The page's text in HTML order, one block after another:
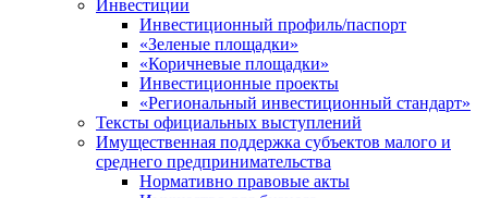
Инвестиции
Инвестиционный профиль/паспорт
«Зеленые площадки»
«Коричневые площадки»
Инвестиционные проекты
«Региональный инвестиционный стандарт»
Тексты официальных выступлений
Имущественная поддержка субъектов малого и
среднего предпринимательства
Нормативно правовые акты